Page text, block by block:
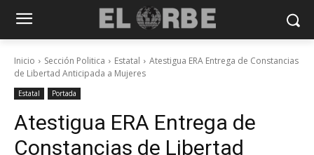
Inicio Sección Politica Estatal
Atestigua ERA Entrega de Constancias
de Libertad Anticipada a Mujeres
Estatal Portada
Atestigua ERA Entrega de
Constancias de Libertad